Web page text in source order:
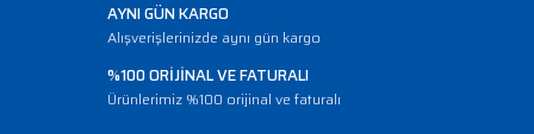
AYNI GÜN KARGO
Alışverişlerinizde aynı gün kargo
%100 ORİJİNAL VE FATURALI
Ürünlerimiz %100 orijinal ve faturalı